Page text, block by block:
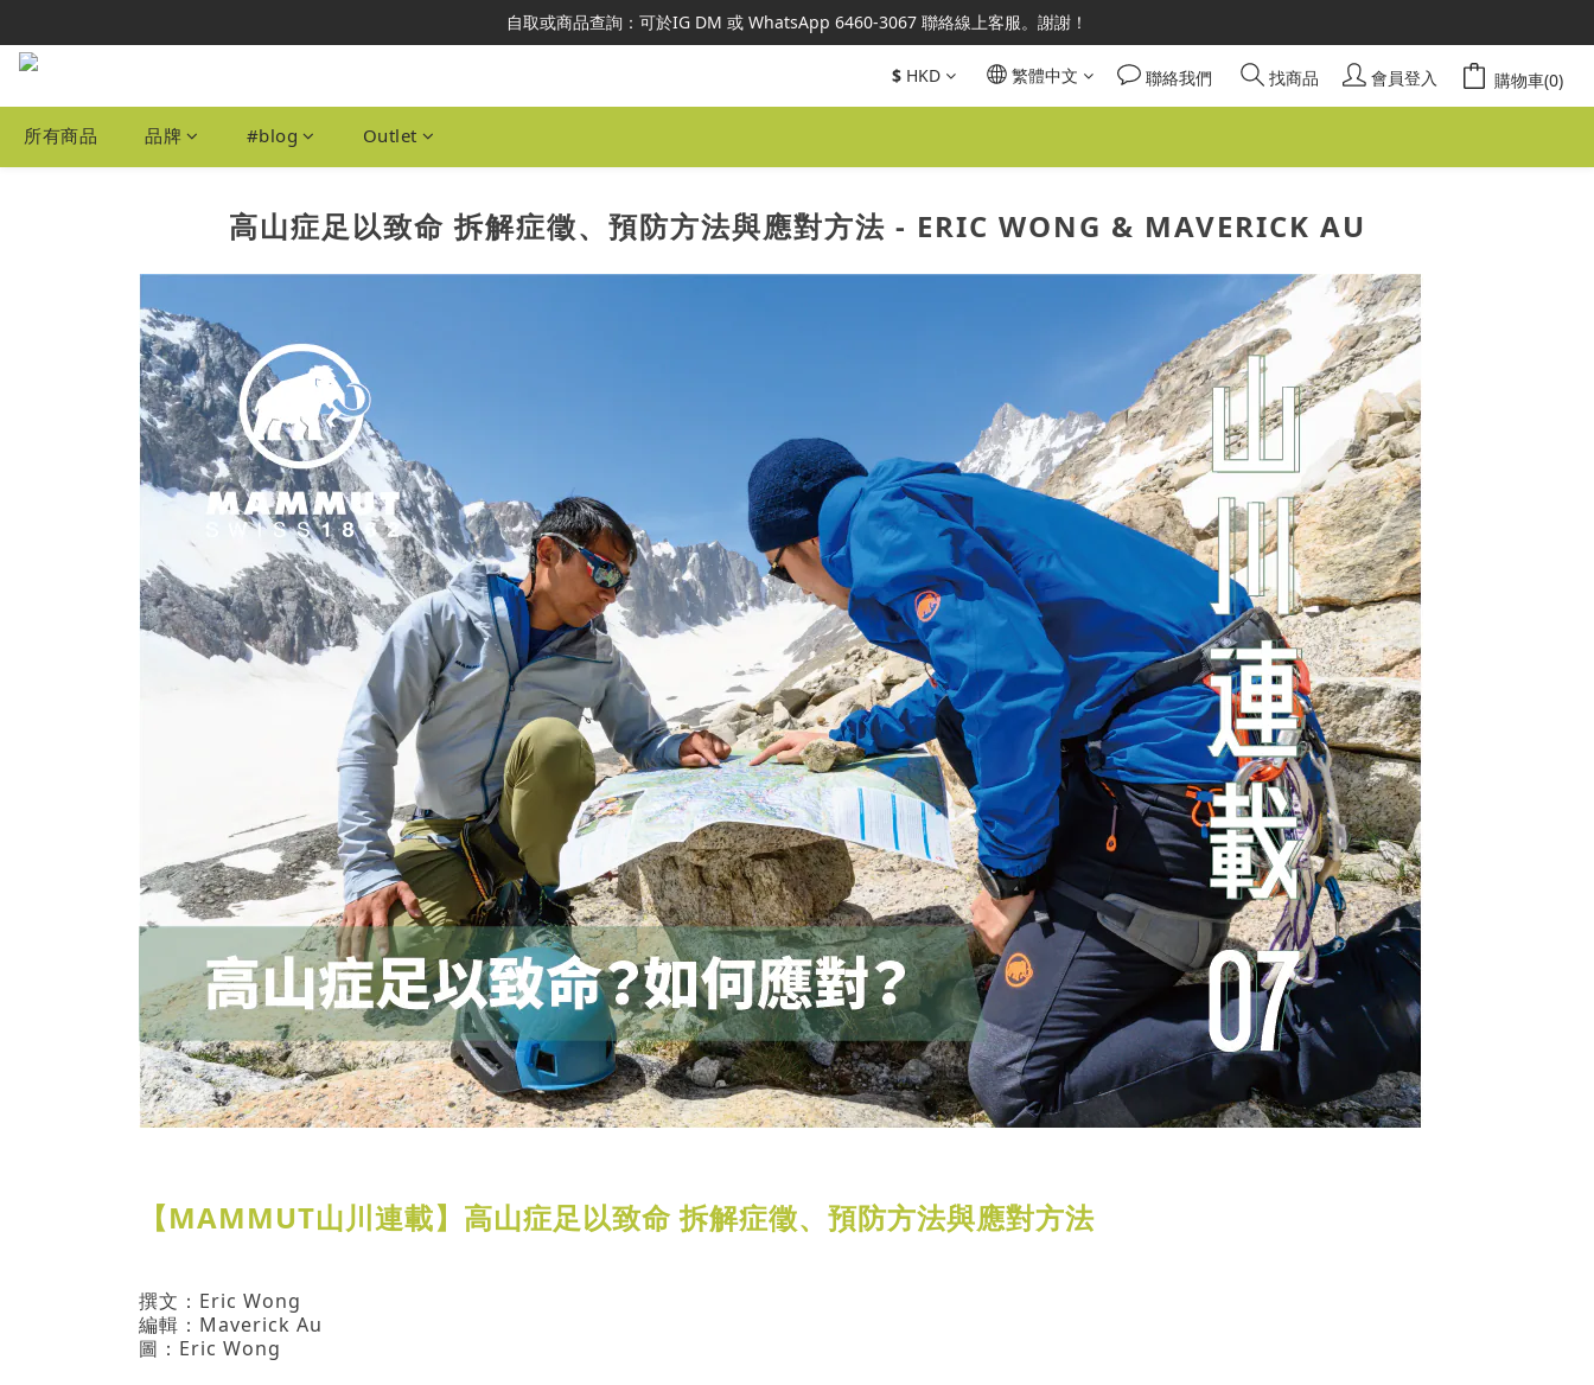
本網站為港澳地區指定總代理官方直營，全店商品均為正品正貨，並享售後服務，敬請安心選購。
自取或商品查詢：可於IG DM 或 WhatsApp 6460-3067 聯絡線上客服。謝謝！
$ HKD 繁體中文 聯絡我們 找商品 會員登入 購物車(0)
所有商品 品牌 #blog Outlet
高山症足以致命 拆解症徵、預防方法與應對方法 - ERIC WONG & MAVERICK AU
【MAMMUT山川連載】 高山症足以致命 拆解症徵、預防方法與應對方法
撰文： Eric Wong
編輯： Maverick Au
圖： Eric Wong